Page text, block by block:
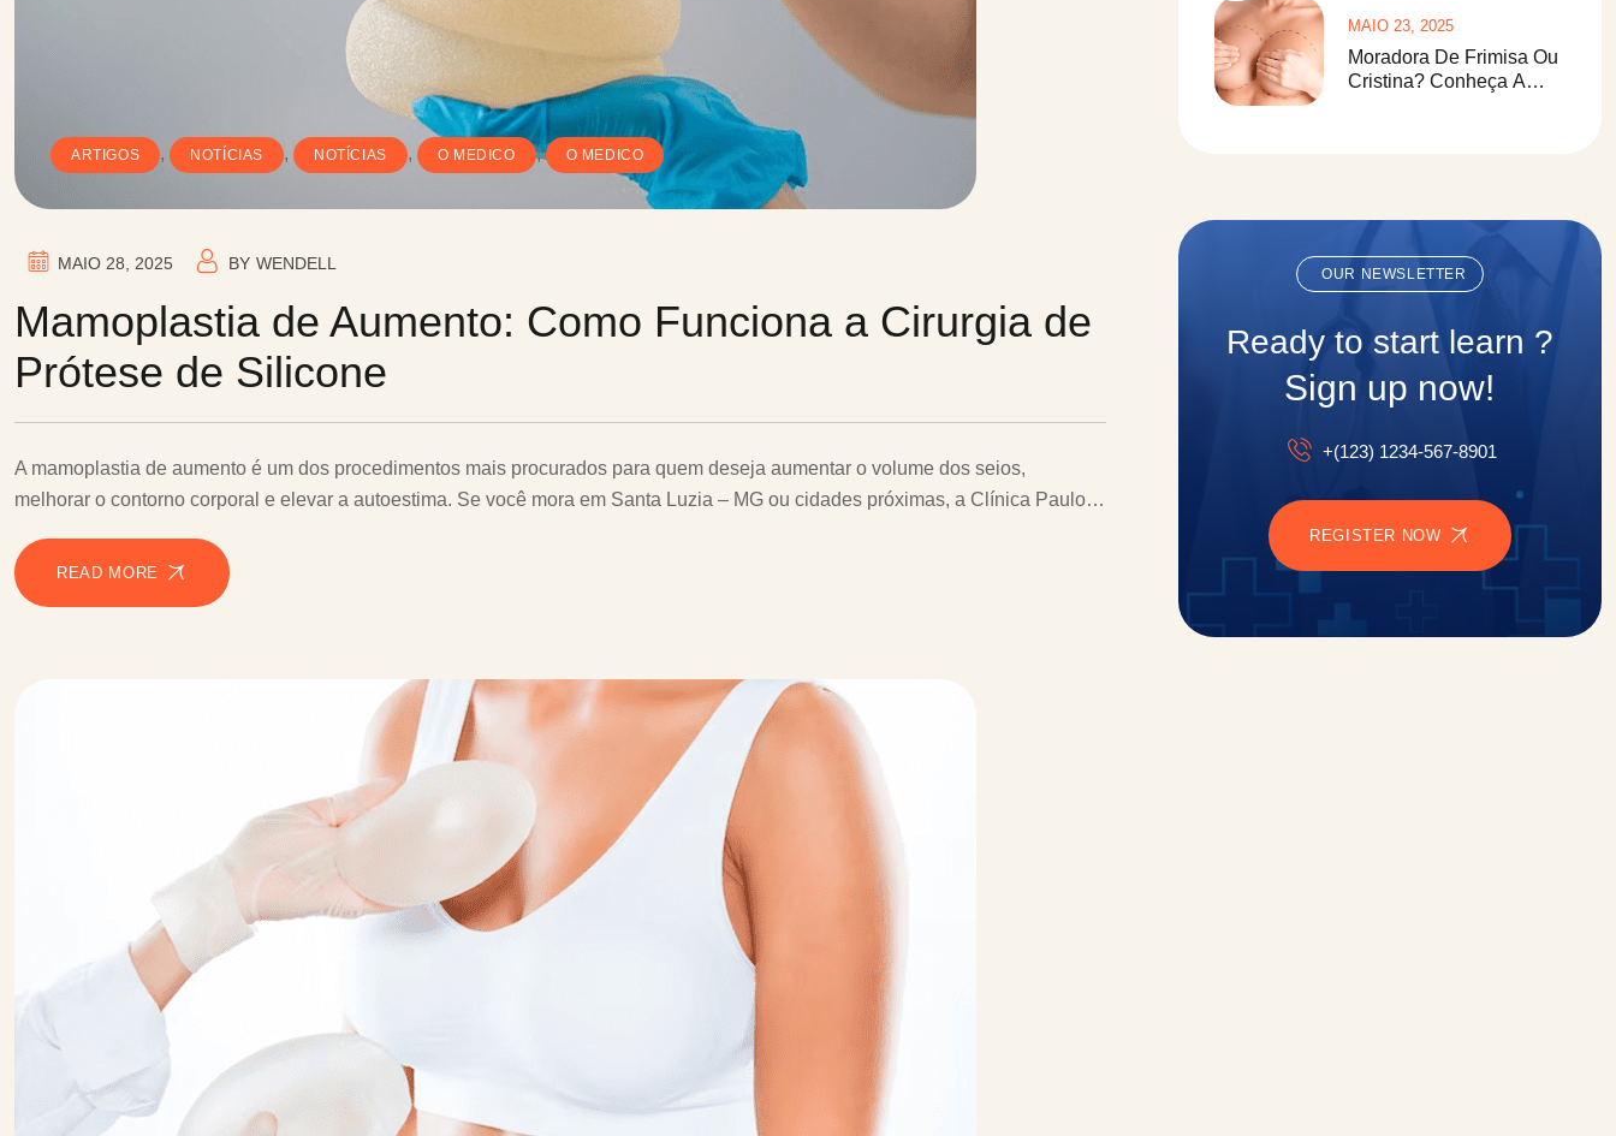
ARTIGOS , NOTÍCIAS , NOTÍCIAS , O MEDICO , O MEDICO
MAIO 28, 2025 BY WENDELL
Mamoplastia de Aumento: Como Funciona a Cirurgia de
Prótese de Silicone
A mamoplastia de aumento é um dos procedimentos mais procurados para quem deseja aumentar o volume dos seios,
melhorar o contorno corporal e elevar a autoestima. Se você mora em Santa Luzia – MG ou cidades próximas, a Clínica Paulo…
READ MORE
Moradora De Frimisa Ou
Cristina? Conheça A
MAIO 23, 2025
OUR NEWSLETTER
Ready to start learn ?
Sign up now!
+(123) 1234-567-8901
REGISTER NOW